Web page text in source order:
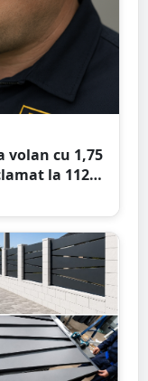
volan cu 1,75
la 112